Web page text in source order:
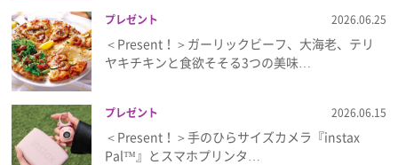
プレゼント 2026.06.25
＜Present！＞ガーリックビーフ、大海老、テリ
ヤキチキンと食欲そそる3つの美味…
プレゼント 2026.06.15
＜Present！＞手のひらサイズカメラ『instax
Pal™』とスマホプリンタ…